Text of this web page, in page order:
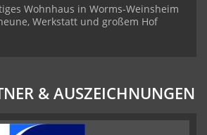
Wohnhaus in Worms-Weinsheim
Werkstatt und großem Hof
& AUSZEICHNUNGEN